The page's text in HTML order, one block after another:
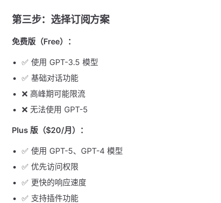
第三步：选择订阅方案
免费版（Free）：
✅ 使用 GPT-3.5 模型
✅ 基础对话功能
❌ 高峰期可能限流
❌ 无法使用 GPT-5
Plus 版（$20/月）：
✅ 使用 GPT-5、GPT-4 模型
✅ 优先访问权限
✅ 更快的响应速度
✅ 支持插件功能